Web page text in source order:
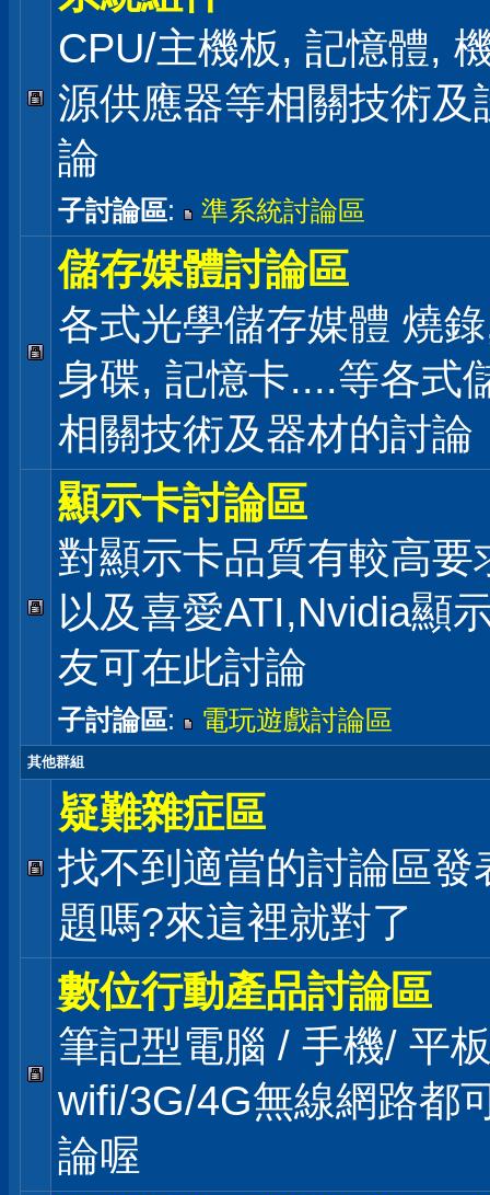
CPU/主機板, 記憶體,
源供應器等相關技術及
論
子討論區: 準系統討論區
儲存媒體討論區
各式光學儲存媒體 燒
身碟, 記憶卡....等各式
相關技術及器材的討論
顯示卡討論區
對顯示卡品質有較高要
以及喜愛ATI,Nvidia顯
友可在此討論
子討論區: 電玩遊戲討論區
其他群組
疑難雜症區
找不到適當的討論區發
題嗎?來這裡就對了
數位行動產品討論區
筆記型電腦 / 手機/ 平
wifi/3G/4G無線網路都
論喔